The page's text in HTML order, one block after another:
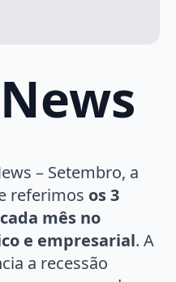
– Setembro, a
referimos os 3
mês no
e empresarial. A
a recessão